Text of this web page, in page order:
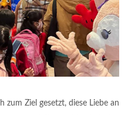
zum Ziel gesetzt, diese Liebe an